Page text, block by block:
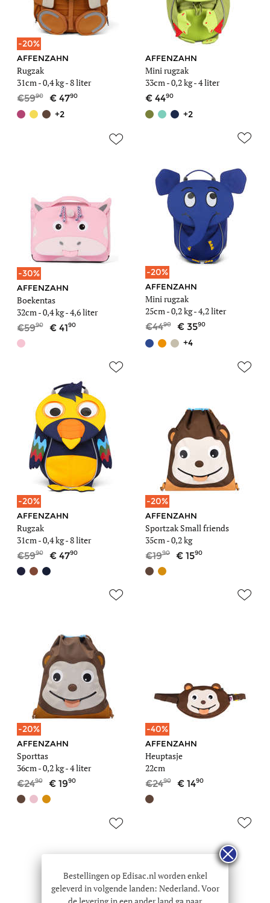
-20%
AFFENZAHN
Rugzak
31cm -0,4 kg- 8 liter
5990 4790
+2
AFFENZAHN
Mini rugzak
33cm -0,2 kg- 4 liter
4490
+2
-30%
AFFENZAHN
Boekentas
32cm -0,4 kg- 4,6 liter
5990 4190
-20%
AFFENZAHN
Mini rugzak
25cm -0,2 kg- 4,2 liter
4490 3590
+4
-20%
AFFENZAHN
Rugzak
31cm -0,4 kg- 8 liter
5990 4790
-20%
AFFENZAHN
Sportzak Small friends
35cm -0,2 kg
1990 1590
-20%
AFFENZAHN
Sporttas
36cm -0,2 kg- 4 liter
2490 1990
-40%
AFFENZAHN
Heuptasje
22cm
2490 1490
Bestellingen op Edisac.nl worden enkel
geleverd in volgende landen: Nederland. Voor